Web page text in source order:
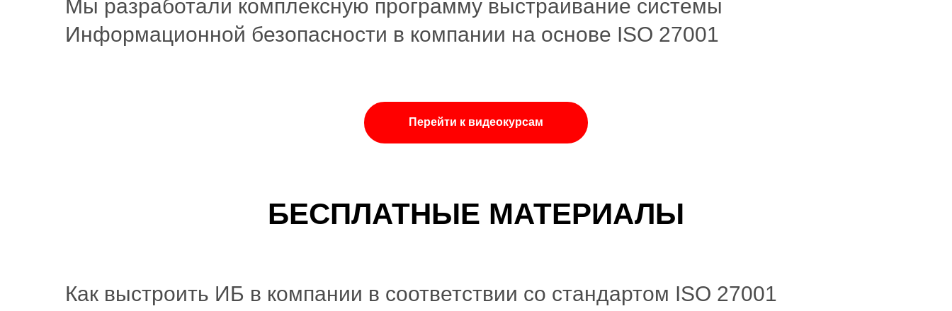
Мы разработали комплексную программу выстраивание системы
Информационной безопасности в компании на основе ISO 27001
Перейти к видеокурсам
БЕСПЛАТНЫЕ МАТЕРИАЛЫ
Как выстроить ИБ в компании в соответствии со стандартом ISO 27001